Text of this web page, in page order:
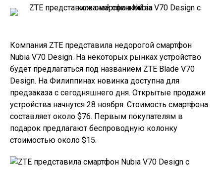
Компания ZTE представила недорогой смартфон
Nubia V70 Design. На некоторых рынках устройство
будет предлагаться под названием ZTE Blade V70
Design. На Филиппинах новинка доступна для
предзаказа с сегодняшнего дня. Открытые продажи
устройства начнутся 28 ноября. Стоимость смартфона
составляет около $76. Первым покупателям в
подарок предлагают беспроводную колонку
стоимостью около $15.